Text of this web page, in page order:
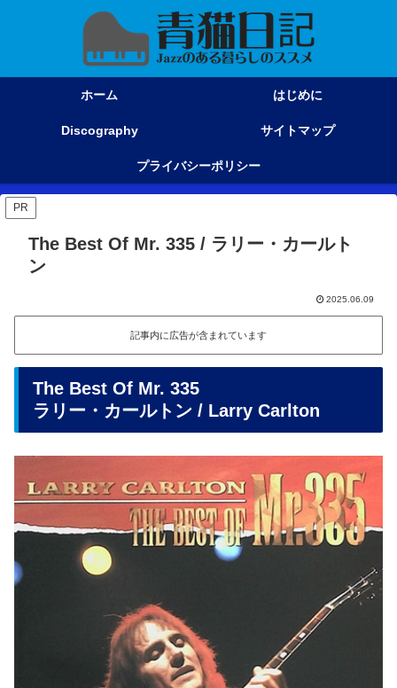
ホーム はじめに
Discography サイトマップ
プライバシーポリシー
PR
The Best Of Mr. 335 / ラリー・カールト
ン
2025.06.09
記事内に広告が含まれています
The Best Of Mr. 335
ラリー・カールトン / Larry Carlton